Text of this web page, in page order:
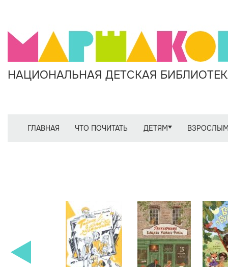
НАЦИОНАЛЬНАЯ ДЕТСКАЯ
ГЛАВНАЯ ЧТО ПОЧИТАТЬ ДЕТЯМ